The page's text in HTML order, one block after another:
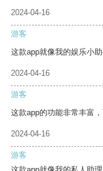
2024-04-16
游客
这款app就像我的娱乐小
2024-04-16
游客
这款app的功能非常丰富
2024-04-16
游客